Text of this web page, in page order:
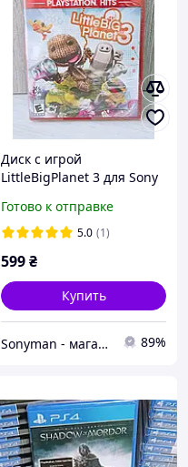
Диск с игрой
LittleBigPlanet 3 для Sony
Готово к отправке
5.0 (1)
599₴
Купить
Sonyman - магазин игровой техники и аксессуаров для своих! 89%